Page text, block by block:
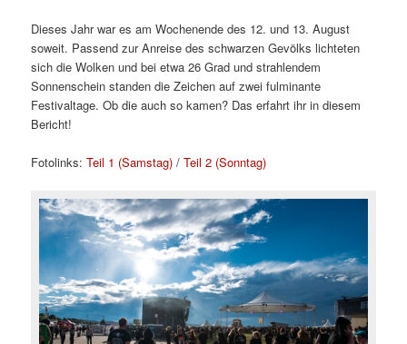
Dieses Jahr war es am Wochenende des 12. und 13. August
soweit. Passend zur Anreise des schwarzen Gevölks lichteten
sich die Wolken und bei etwa 26 Grad und strahlendem
Sonnenschein standen die Zeichen auf zwei fulminante
Festivaltage. Ob die auch so kamen? Das erfahrt ihr in diesem
Bericht!
Fotolinks:Teil 1 (Samstag) /Teil 2 (Sonntag)